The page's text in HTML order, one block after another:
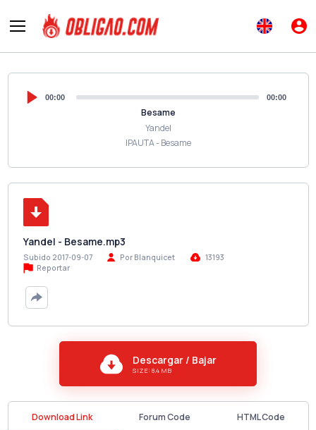
00:00 00:00
Besame
Yandel
IPAUTA - Besame
Yandel - Besame.mp3
Subido 2017-09-07 Por Blanquicet
13193
Reportar
Descargar / Bajar
SIZE: 8.4 MB
Download Link Forum Code HTML Code